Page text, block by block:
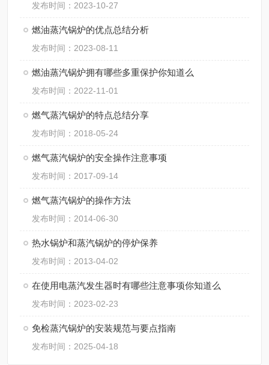
发布时间：2023-10-27
燃油蒸汽锅炉的优点总结分析
发布时间：2023-08-11
燃油蒸汽锅炉拥有哪些多重保护你知道么
发布时间：2022-11-01
燃气蒸汽锅炉的特点总结分享
发布时间：2018-05-24
燃气蒸汽锅炉的安全操作注意事项
发布时间：2017-09-14
燃气蒸汽锅炉的操作方法
发布时间：2014-06-30
热水锅炉和蒸汽锅炉的停炉保养
发布时间：2013-04-02
在使用电蒸汽发生器时有哪些注意事项你知道么
发布时间：2023-02-23
免检蒸汽锅炉的安装规范与要点指南
发布时间：2025-04-18